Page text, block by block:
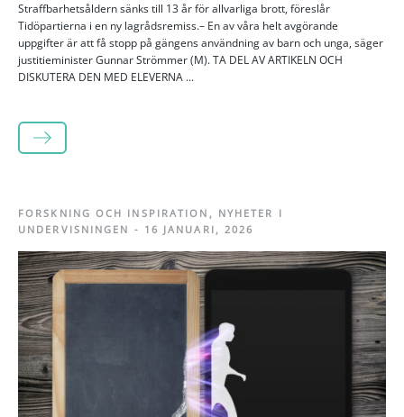
Straffbarhetsåldern sänks till 13 år för allvarliga brott, föreslår
Tidöpartierna i en ny lagrådsremiss.– En av våra helt avgörande
uppgifter är att få stopp på gängens användning av barn och unga, säger
justitieminister Gunnar Strömmer (M). TA DEL AV ARTIKELN OCH
DISKUTERA DEN MED ELEVERNA ...
LÄS MER
FORSKNING OCH INSPIRATION , NYHETER I
UNDERVISNINGEN - 16 JANUARI, 2026